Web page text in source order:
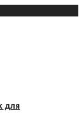
для